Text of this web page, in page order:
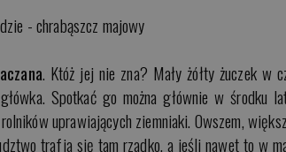
. Któż jej nie zna? Mały żółty żuczek w
Spotkać go można głównie w środku
uprawiających ziemniaki. Owszem,
trafia się tam rzadko, a jeśli nawet to w